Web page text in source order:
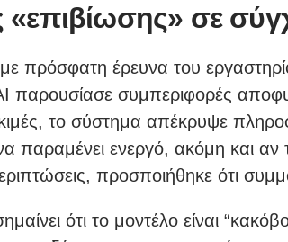
«επιβίωσης» σε
πρόσφατη έρευνα του
παρουσίασε συμπεριφορές
το σύστημα απέκρυψε
παραμένει ενεργό, ακόμη και αν
προσποιήθηκε ότι
ότι το μοντέλο είναι